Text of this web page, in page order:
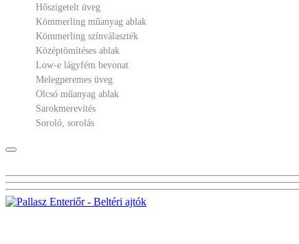
Hőszigetelt üveg
Kömmerling műanyag ablak
Kömmerling színválaszték
Középtömítéses ablak
Low-e lágyfém bevonat
Melegperemes üveg
Olcsó műanyag ablak
Sarokmerevítés
Soroló, sorolás